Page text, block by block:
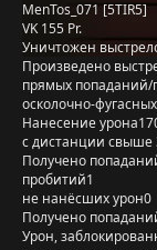
MenTos_071 [5TIR5]
VK 155 Pr.
Уничтожен
Произведено
прямых попаданий/
осколочно-
Нанесение урона
с дистанции свыше
Получено
пробитий1
не нанёсших урон0
Получено
Урон,